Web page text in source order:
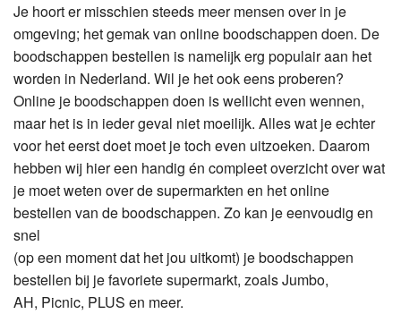
Je hoort er misschien steeds meer mensen over in je
omgeving; het gemak van online boodschappen doen. De
boodschappen bestellen is namelijk erg populair aan het
worden in Nederland. Wil je het ook eens proberen?
Online je boodschappen doen is wellicht even wennen,
maar het is in ieder geval niet moeilijk. Alles wat je echter
voor het eerst doet moet je toch even uitzoeken. Daarom
hebben wij hier een handig én compleet overzicht over wat
je moet weten over de supermarkten en het online
bestellen van de boodschappen. Zo kan je eenvoudig en
snel
(op een moment dat het jou uitkomt) je boodschappen
bestellen bij je favoriete supermarkt, zoals Jumbo,
AH, Picnic, PLUS en meer.